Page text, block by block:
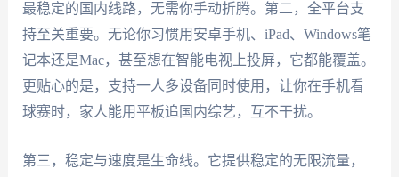
最稳定的国内线路，无需你手动折腾。第二，全平台支
持至关重要。无论你习惯用安卓手机、iPad、Windows笔
记本还是Mac，甚至想在智能电视上投屏，它都能覆盖。
更贴心的是，支持一人多设备同时使用，让你在手机看
球赛时，家人能用平板追国内综艺，互不干扰。
第三，稳定与速度是生命线。它提供稳定的无限流量，